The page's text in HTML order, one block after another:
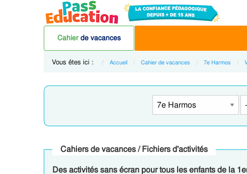
Cahier de vacances
Vous êtes ici : Accueil Cahier de vacances 7e Harmos
Cahiers de vacances / Fichiers d'activités
Des activités sans écran pour tous les enfants de la